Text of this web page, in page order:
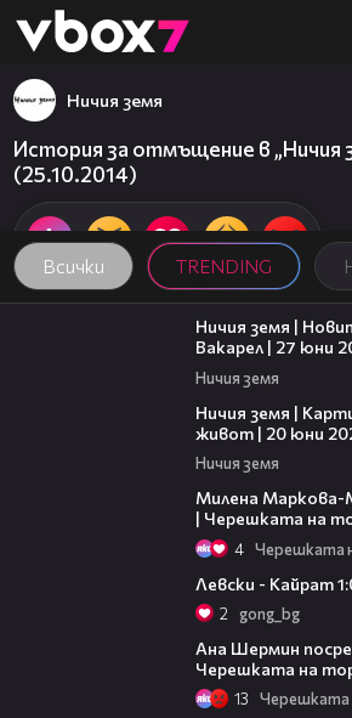
👾
Всички TRENDING
Ничия земя
История за отмъщение в „Ничия
(25.10.2014)
47:07
Ничия земя |
Вакарел | 27 юни
Ничия земя
Ничия земя |
живот | 20 юни
Ничия земя
Милена Маркова-
| Черешката на
4
Левски - Кайрат
2 gong_bg
Ана Шермин
Черешката на
13